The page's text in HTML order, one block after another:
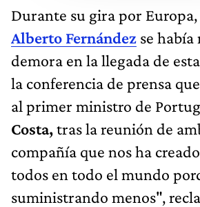
Durante su gira por
Alberto Fernández se
demora en la llegada de
la conferencia de prensa
al primer ministro de
Costa,tras la reunión de
compañía que nos ha
todos en todo el mundo
suministrando menos",